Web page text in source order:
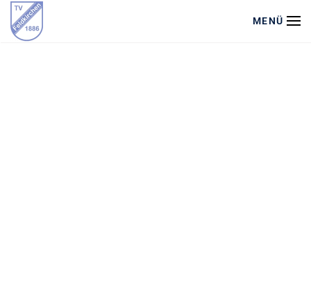
Zum Hauptinhalt springen
MENÜ